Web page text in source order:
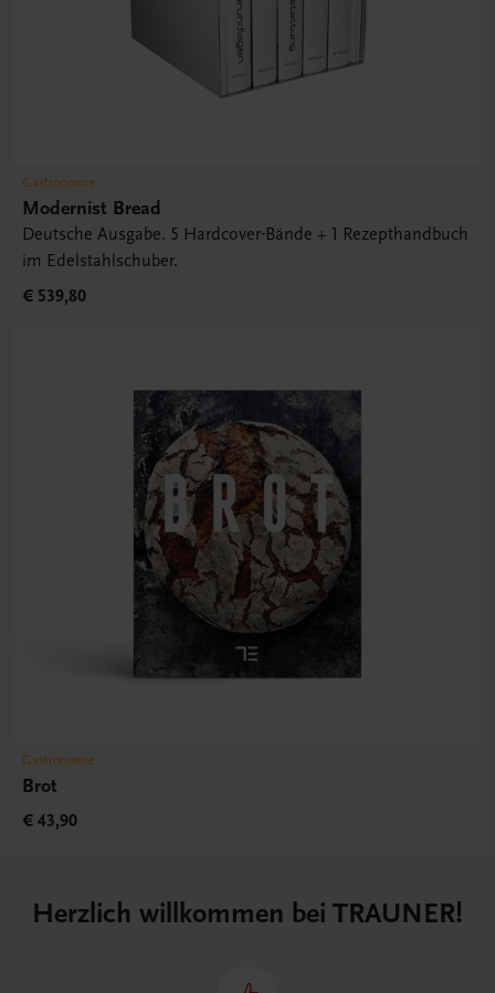
Gastronomie
Modernist Bread
Deutsche Ausgabe. 5 Hardcover-Bände + 1 Rezepthandbuch
im Edelstahlschuber.
€ 539,80
Gastronomie
Brot
€ 43,90
Herzlich willkommen bei TRAUNER!